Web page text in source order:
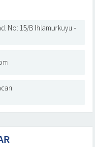
No: 15/B Ihlamurkuyu -